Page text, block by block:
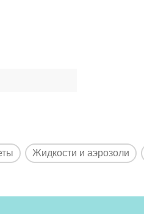
Жидкости и аэрозоли